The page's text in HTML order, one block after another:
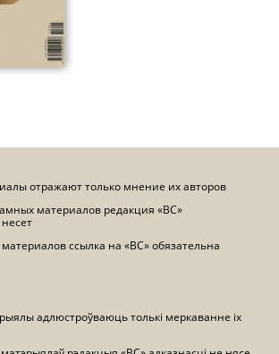
отражают только мнение их авторов
материалов редакция «ВС»
ссылка на «ВС» обязательна
адлюстроўваюць толькі меркаванне іх